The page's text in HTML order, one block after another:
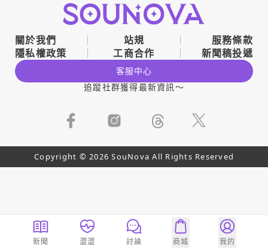
關於我們 站規
服務條款
隱私權政策
工商合作 新聞稿投遞
客服中心
追蹤社群獲得最新資訊～
Copyright © 2026 SouNova All Rights Reserved
新聞 澀澀 討論 商城 我的